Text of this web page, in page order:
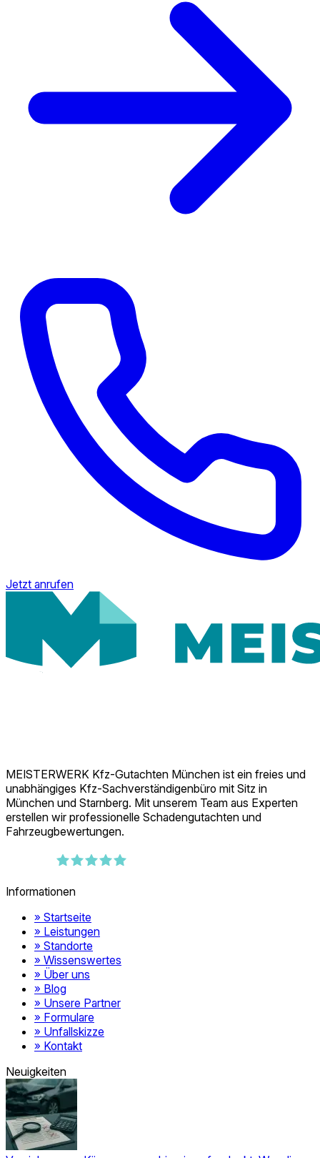
Jetzt anrufen
MEISTERWERK Kfz-Gutachten München ist ein freies und
unabhängiges Kfz-Sachverständigenbüro mit Sitz in
München und Starnberg. Mit unserem Team aus Experten
erstellen wir professionelle Schadengutachten und
Fahrzeugbewertungen.
Informationen
» Startseite
» Leistungen
» Standorte
» Wissenswertes
» Über uns
» Blog
» Unsere Partner
» Formulare
» Unfallskizze
» Kontakt
Neuigkeiten